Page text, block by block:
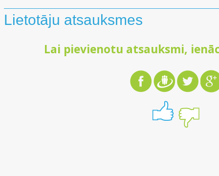
Lietotāju atsauksmes
Lai pievienotu atsauksmi,